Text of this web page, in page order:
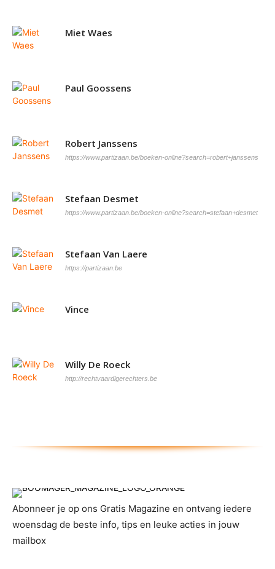
Miet Waes
Paul Goossens
Robert Janssens
https://www.partizaan.be/boeken-online?search=robert+janssens
Stefaan Desmet
https://www.partizaan.be/boeken-online?search=stefaan+desmet
Stefaan Van Laere
https://partizaan.be
Vince
Willy De Roeck
http://rechtvaardigerechters.be
Abonneer je op ons Gratis Magazine en ontvang iedere
woensdag de beste info, tips en leuke acties in jouw
mailbox